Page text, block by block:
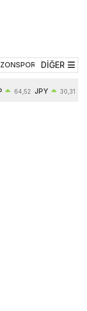
TEKNOLOJİ
DİĞER
64,52 JPY 30,31